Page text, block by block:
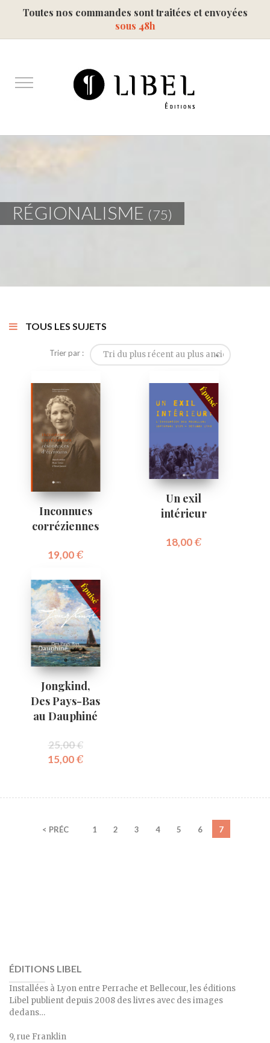
Toutes nos commandes sont traitées et envoyées
sous 48h
RÉGIONALISME (75)
TOUS LES SUJETS
Trier par : Tri du plus récent au plus ancien
Inconnues
corréziennes
19,00€
Un exil
intérieur
18,00€
Jongkind,
Des Pays-Bas
au Dauphiné
25,00€
15,00€
< PRÉC 1 2 3 4 5 6 7
ÉDITIONS LIBEL
Installées à Lyon entre Perrache et Bellecour, les éditions
Libel publient depuis 2008 des livres avec des images
dedans…
9, rue Franklin